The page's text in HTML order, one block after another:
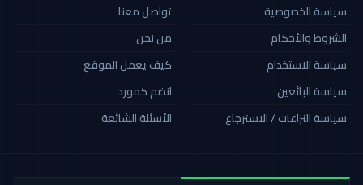
سياسة الخصوصية
الشروط والأحكام
سياسة الاستخدام
سياسة البائعين
سياسة النزاعات / الاسترجاع
تواصل معنا
من نحن
كيف يعمل الموقع
انضم كمورد
الأسئلة الشائعة